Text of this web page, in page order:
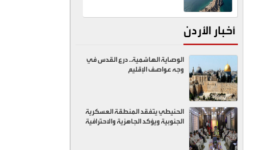
أخبار الأردن
الوصاية الهاشمية.. درع القدس في
وجه عواصف الإقليم
الحنيطي يتفقد المنطقة العسكرية
الجنوبية ويؤكد الجاهزية والاحترافية